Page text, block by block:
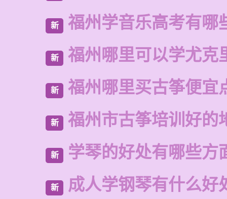
新 福州学音乐高考有哪
新 福州哪里可以学尤克
新 福州哪里买古筝便宜
新 福州市古筝培训好的
新 学琴的好处有哪些方
新 成人学钢琴有什么好